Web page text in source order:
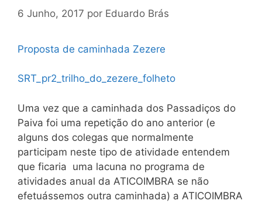
6 Junho, 2017 por Eduardo Brás
Proposta de caminhada Zezere
SRT_pr2_trilho_do_zezere_folheto
Uma vez que a caminhada dos Passadiços do
Paiva foi uma repetição do ano anterior (e
alguns dos colegas que normalmente
participam neste tipo de atividade entendem
que ficaria uma lacuna no programa de
atividades anual da ATICOIMBRA se não
efetuássemos outra caminhada) a ATICOIMBRA